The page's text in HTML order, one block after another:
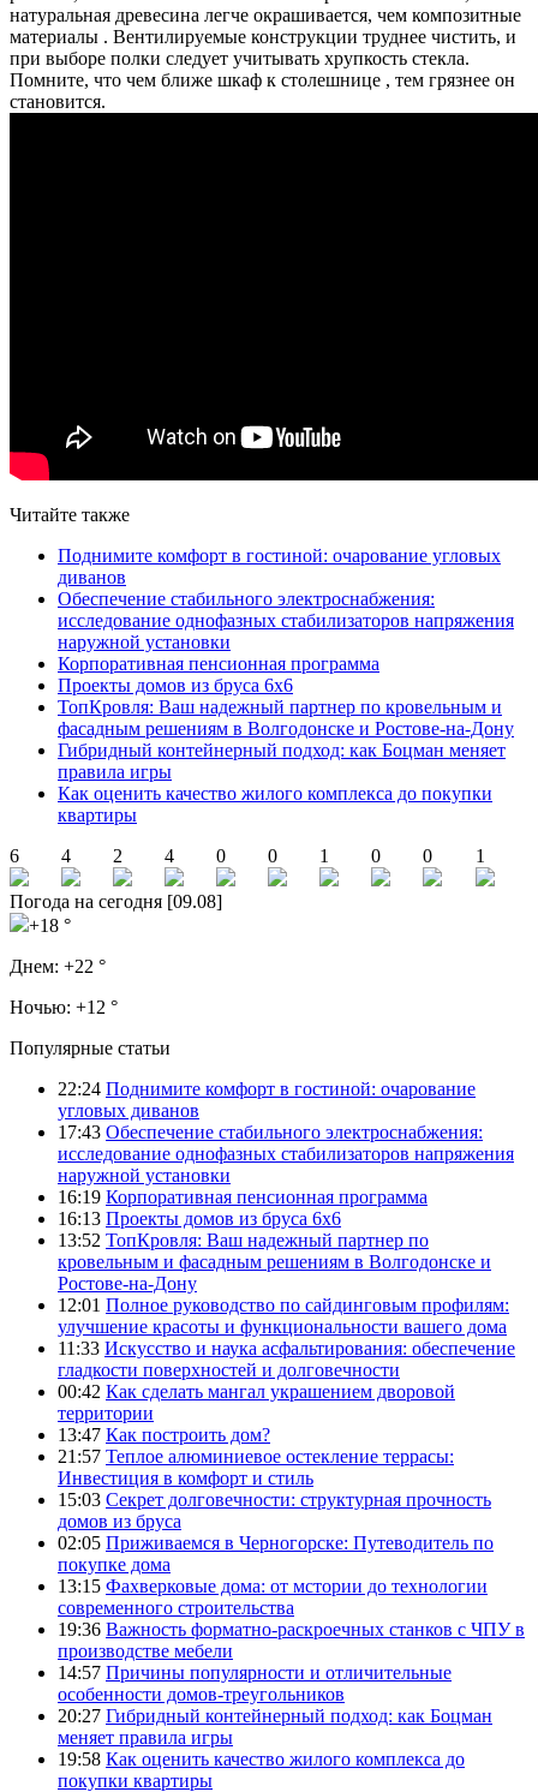
натуральная древесина легче окрашивается, чем композитные
материалы . Вентилируемые конструкции труднее чистить, и
при выборе полки следует учитывать хрупкость стекла.
Помните, что чем ближе шкаф к столешнице , тем грязнее он
становится.
Читайте также
Поднимите комфорт в гостиной: очарование угловых
диванов
Обеспечение стабильного электроснабжения:
исследование однофазных стабилизаторов напряжения
наружной установки
Корпоративная пенсионная программа
Проекты домов из бруса 6х6
ТопКровля: Ваш надежный партнер по кровельным и
фасадным решениям в Волгодонске и Ростове-на-Дону
Гибридный контейнерный подход: как Боцман меняет
правила игры
Как оценить качество жилого комплекса до покупки
квартиры
6
4 2 4 0 0 1 0 0 1
Погода на сегодня [09.08]
+18 °
Днем: +22 °
Ночью: +12 °
Популярные статьи
22:24 Поднимите комфорт в гостиной: очарование
угловых диванов
17:43 Обеспечение стабильного электроснабжения:
исследование однофазных стабилизаторов напряжения
наружной установки
16:19 Корпоративная пенсионная программа
16:13 Проекты домов из бруса 6х6
13:52 ТопКровля: Ваш надежный партнер по
кровельным и фасадным решениям в Волгодонске и
Ростове-на-Дону
12:01 Полное руководство по сайдинговым профилям:
улучшение красоты и функциональности вашего дома
11:33 Искусство и наука асфальтирования: обеспечение
гладкости поверхностей и долговечности
00:42 Как сделать мангал украшением дворовой
территории
13:47 Как построить дом?
21:57 Теплое алюминиевое остекление террасы:
Инвестиция в комфорт и стиль
15:03 Секрет долговечности: структурная прочность
домов из бруса
02:05 Приживаемся в Черногорске: Путеводитель по
покупке дома
13:15 Фахверковые дома: от мстории до технологии
современного строительства
19:36 Важность форматно-раскроечных станков с ЧПУ в
производстве мебели
14:57 Причины популярности и отличительные
особенности домов-треугольников
20:27 Гибридный контейнерный подход: как Боцман
меняет правила игры
19:58 Как оценить качество жилого комплекса до
покупки квартиры